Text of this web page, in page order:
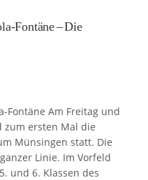
Fontäne – Die
Fontäne Am Freitag und
zum ersten Mal die
Münsingen statt. Die
Linie. Im Vorfeld
und 6. Klassen des